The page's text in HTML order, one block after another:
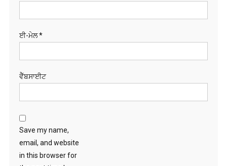
ਈ-ਮੇਲ*
ਵੈੱਬਸਾਈਟ
Save my name,
email, and website
in this browser for